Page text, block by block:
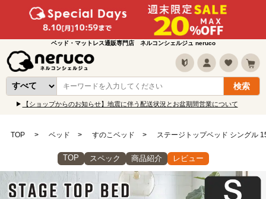
ベッド・マットレス通販専門店 ネルコンシェルジュ neruco
【ショップからのお知らせ】地震に伴う配送状況とお盆期間営業について
TOP ベッド すのこベッド ステージトップベッド シングル
TOP スペック 商品紹介 レビュー